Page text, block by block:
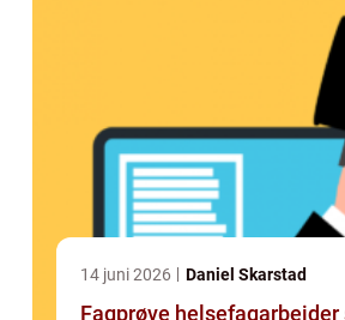
14 juni 2026 Daniel Skarstad
Fagprøve helsefagarbeider slik lykkes